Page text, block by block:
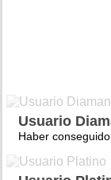
Usuario
Haber